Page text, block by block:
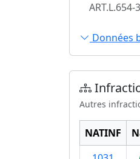
ART.L.654-
Données
Autres
NATINF